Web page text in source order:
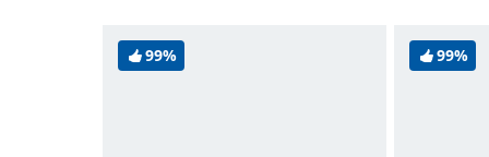
99% 99%